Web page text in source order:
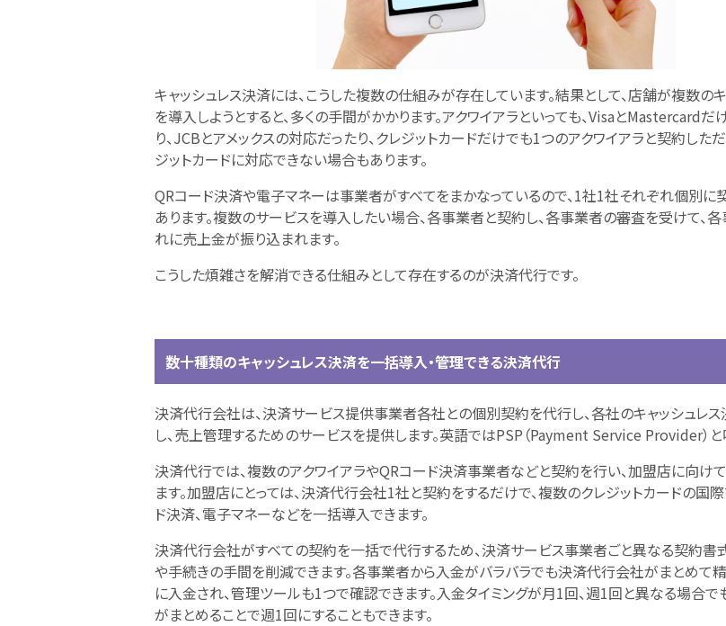
キャッシュレス決済には、こうした複数の仕組みが存在しています。結果として、店舗が複数の
を導入しようとすると、多くの手間がかかります。アクワイアラといっても、VisaとMastercard
り、JCBとアメックスの対応だったり、クレジットカードだけでも1つのアクワイアラと契約した
ジットカードに対応できない場合もあります。
QRコード決済や電子マネーは事業者がすべてをまかなっているので、1社1社それぞれ個別に
あります。複数のサービスを導入したい場合、各事業者と契約し、各事業者の審査を受けて、
れに売上金が振り込まれます。
こうした煩雑さを解消できる仕組みとして存在するのが決済代行です。
数十種類のキャッシュレス決済を一括導入・管理できる決済代行
決済代行会社は、決済サービス提供事業者各社との個別契約を代行し、各社のキャッシュレ
し、売上管理するためのサービスを提供します。英語ではPSP（Payment Service Provider）と
決済代行では、複数のアクワイアラやQRコード決済事業者などと契約を行い、加盟店に向け
ます。加盟店にとっては、決済代行会社1社と契約をするだけで、複数のクレジットカードの国際
ド決済、電子マネーなどを一括導入できます。
決済代行会社がすべての契約を一括で代行するため、決済サービス事業者ごと異なる契約書
や手続きの手間を削減できます。各事業者から入金がバラバラでも決済代行会社がまとめて
に入金され、管理ツールも1つで確認できます。入金タイミングが月1回、週1回と異なる場合で
がまとめることで週1回にすることもできます。